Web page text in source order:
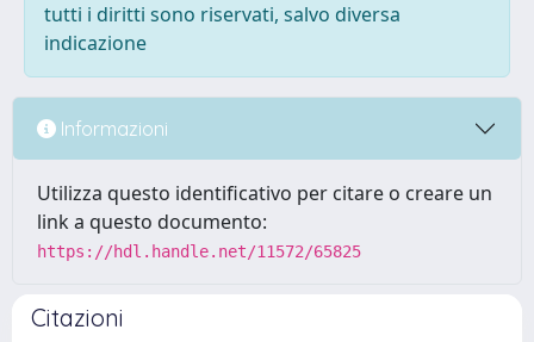
tutti i diritti sono riservati, salvo diversa
indicazione
Informazioni
Utilizza questo identificativo per citare o creare un
link a questo documento:
https://hdl.handle.net/11572/65825
Citazioni